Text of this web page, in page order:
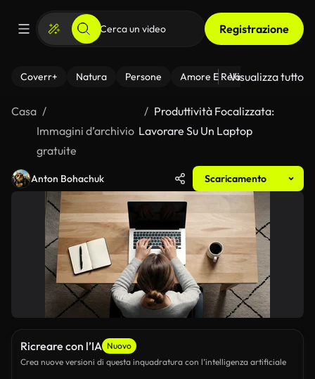
Registrazione
Coverr+ Natura Persone Amore E Relazioni Il
Visualizza tutto
Casa
Immagini d’archivio
gratuite
Produttività Focalizzata:
Lavorare Su Un Laptop
Anton Bohachuk Scaricamento
Ricreare con l’IA Nuovo
Crea nuove versioni di questa inquadratura con l’intelligenza artificiale